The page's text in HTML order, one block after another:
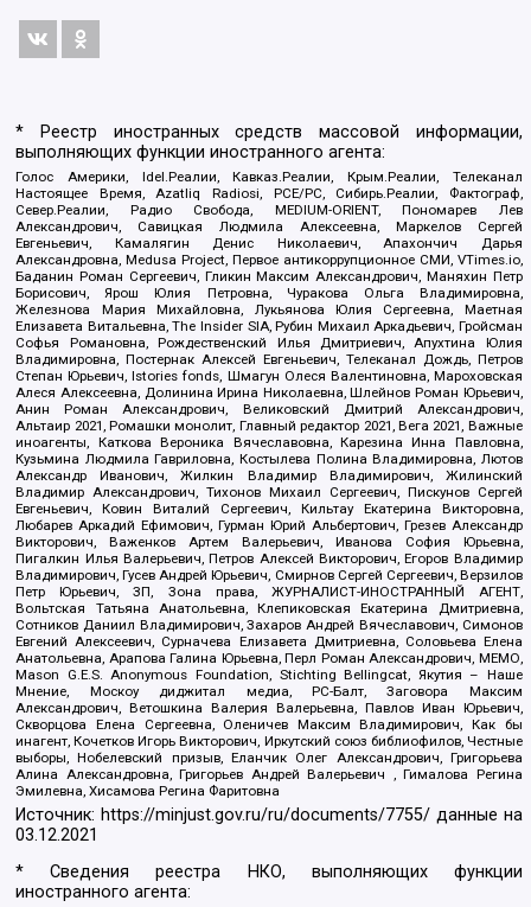
* Реестр иностранных средств массовой информации,
выполняющих функции иностранного агента:
Голос Америки, Idel.Реалии, Кавказ.Реалии, Крым.Реалии, Телеканал
Настоящее Время, Azatliq Radiosi, PCE/PC, Сибирь.Реалии, Фактограф,
Север.Реалии, Радио Свобода, MEDIUM-ORIENT, Пономарев Лев
Александрович, Савицкая Людмила Алексеевна, Маркелов Сергей
Евгеньевич, Камалягин Денис Николаевич, Апахончич Дарья
Александровна, Medusa Project, Первое антикоррупционное СМИ, VTimes.io,
Баданин Роман Сергеевич, Гликин Максим Александрович, Маняхин Петр
Борисович, Ярош Юлия Петровна, Чуракова Ольга Владимировна,
Железнова Мария Михайловна, Лукьянова Юлия Сергеевна, Маетная
Елизавета Витальевна, The Insider SIA, Рубин Михаил Аркадьевич, Гройсман
Софья Романовна, Рождественский Илья Дмитриевич, Апухтина Юлия
Владимировна, Постернак Алексей Евгеньевич, Телеканал Дождь, Петров
Степан Юрьевич, Istories fonds, Шмагун Олеся Валентиновна, Мароховская
Алеся Алексеевна, Долинина Ирина Николаевна, Шлейнов Роман Юрьевич,
Анин Роман Александрович, Великовский Дмитрий Александрович,
Альтаир 2021, Ромашки монолит, Главный редактор 2021, Вега 2021, Важные
иноагенты, Каткова Вероника Вячеславовна, Карезина Инна Павловна,
Кузьмина Людмила Гавриловна, Костылева Полина Владимировна, Лютов
Александр Иванович, Жилкин Владимир Владимирович, Жилинский
Владимир Александрович, Тихонов Михаил Сергеевич, Пискунов Сергей
Евгеньевич, Ковин Виталий Сергеевич, Кильтау Екатерина Викторовна,
Любарев Аркадий Ефимович, Гурман Юрий Альбертович, Грезев Александр
Викторович, Важенков Артем Валерьевич, Иванова София Юрьевна,
Пигалкин Илья Валерьевич, Петров Алексей Викторович, Егоров Владимир
Владимирович, Гусев Андрей Юрьевич, Смирнов Сергей Сергеевич, Верзилов
Петр Юрьевич, ЗП, Зона права, ЖУРНАЛИСТ-ИНОСТРАННЫЙ АГЕНТ,
Вольтская Татьяна Анатольевна, Клепиковская Екатерина Дмитриевна,
Сотников Даниил Владимирович, Захаров Андрей Вячеславович, Симонов
Евгений Алексеевич, Сурначева Елизавета Дмитриевна, Соловьева Елена
Анатольевна, Арапова Галина Юрьевна, Перл Роман Александрович, МЕМО,
Mason G.E.S. Anonymous Foundation, Stichting Bellingcat, Якутия – Наше
Мнение, Москоу диджитал медиа, РС-Балт, Заговора Максим
Александрович, Ветошкина Валерия Валерьевна, Павлов Иван Юрьевич,
Скворцова Елена Сергеевна, Оленичев Максим Владимирович, Как бы
инагент, Кочетков Игорь Викторович, Иркутский союз библиофилов, Честные
выборы, Нобелевский призыв, Еланчик Олег Александрович, Григорьева
Алина Александровна, Григорьев Андрей Валерьевич , Гималова Регина
Эмилевна, Хисамова Регина Фаритовна
Источник: https://minjust.gov.ru/ru/documents/7755/ данные на
03.12.2021
* Сведения реестра НКО, выполняющих функции
иностранного агента: